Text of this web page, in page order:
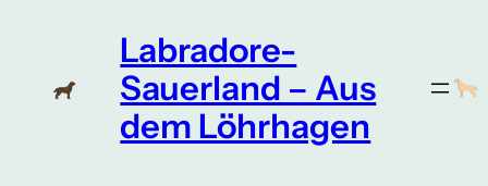
springen
Labradore-
Sauerland – Aus
dem Löhrhagen